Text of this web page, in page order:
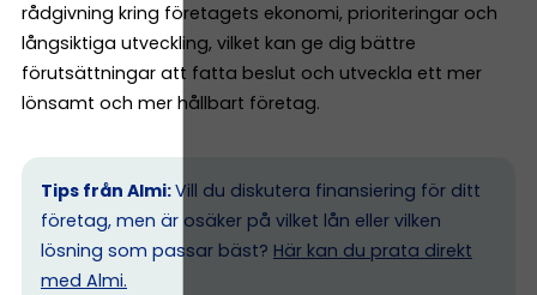
rådgivning kring företagets ekonomi, prioriteringar och
långsiktiga utveckling, vilket kan ge dig bättre
förutsättningar att fatta beslut och utveckla ett mer
lönsamt och mer hållbart företag.
Tips från Almi:Vill du diskutera finansiering för ditt
företag, men är osäker på vilket lån eller vilken
lösning som passar bäst? Här kan du prata direkt
med Almi.